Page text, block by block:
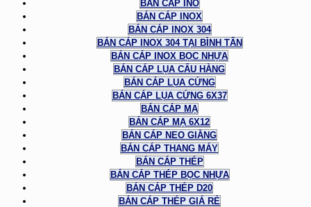
BÁN CÁP INO
BÁN CÁP INOX
BÁN CÁP INOX 304
BÁN CÁP INOX 304 TẠI BÌNH TÂN
BÁN CÁP INOX BỌC NHỰA
BÁN CÁP LỤA CẨU HÀNG
BÁN CÁP LỤA CỨNG
BÁN CÁP LỤA CỨNG 6X37
BÁN CÁP MẠ
BÁN CÁP MẠ 6X12
BÁN CÁP NEO GIẰNG
BÁN CÁP THANG MÁY
BÁN CÁP THÉP
BÁN CÁP THÉP BỌC NHỰA
BÁN CÁP THÉP D20
BÁN CÁP THÉP GIÁ RẺ